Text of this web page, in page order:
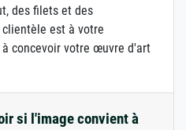
des filets et des
est à votre
concevoir votre œuvre d'art
si l'image convient à